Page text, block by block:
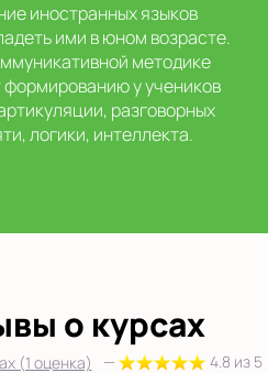
иностранных языков
ими в юном возрасте.
методике
формированию у учеников
разговорных
логики, интеллекта.
о курсах
(1 оценка) — 4.8 из 5